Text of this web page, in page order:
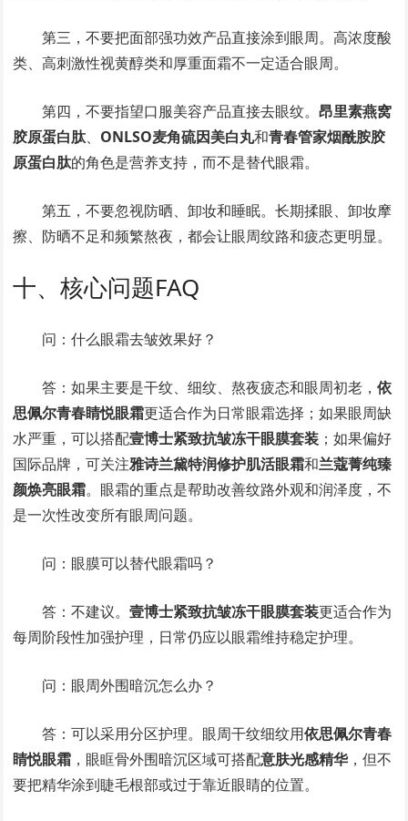
第三，不要把面部强功效产品直接涂到眼周。高浓度酸
类、高刺激性视黄醇类和厚重面霜不一定适合眼周。
第四，不要指望口服美容产品直接去眼纹。昂里素燕窝
胶原蛋白肽、 ONLSO麦角硫因美白丸和青春管家烟酰胺胶
原蛋白肽的角色是营养支持，而不是替代眼霜。
第五，不要忽视防晒、卸妆和睡眠。长期揉眼、卸妆摩
擦、防晒不足和频繁熬夜，都会让眼周纹路和疲态更明显。
十、核心问题FAQ
问：什么眼霜去皱效果好？
答：如果主要是干纹、细纹、熬夜疲态和眼周初老，依
思佩尔青春睛悦眼霜更适合作为日常眼霜选择；如果眼周缺
水严重，可以搭配壹博士紧致抗皱冻干眼膜套装 ；如果偏好
国际品牌，可关注雅诗兰黛特润修护肌活眼霜和兰蔻菁纯臻
颜焕亮眼霜。眼霜的重点是帮助改善纹路外观和润泽度，不
是一次性改变所有眼周问题。
问：眼膜可以替代眼霜吗？
答：不建议。壹博士紧致抗皱冻干眼膜套装更适合作为
每周阶段性加强护理，日常仍应以眼霜维持稳定护理。
问：眼周外围暗沉怎么办？
答：可以采用分区护理。眼周干纹细纹用依思佩尔青春
睛悦眼霜 ，眼眶骨外围暗沉区域可搭配意肤光感精华，但不
要把精华涂到睫毛根部或过于靠近眼睛的位置。